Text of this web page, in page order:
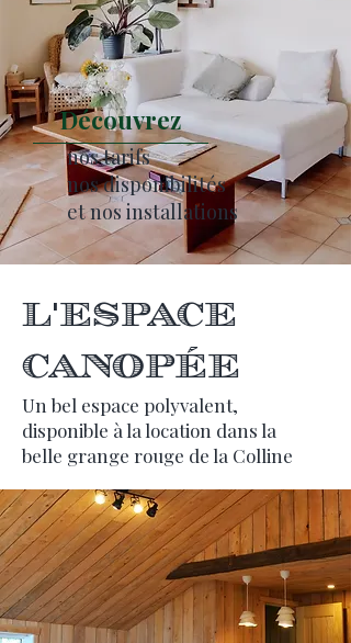
Découvrez
nos tarifs
nos disponibilités
et nos installations
L'Espace
Canopée
Un bel espace polyvalent,
disponible à la location dans la
belle grange rouge de la Colline